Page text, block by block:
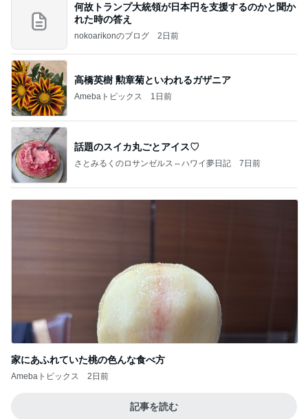
何故トランプ大統領が日本円を支援するのかと聞か
れた時の答え
nokoarikonのブログ 2日前
高橋英樹 勲章菊といわれるガザニア
Amebaトピックス 1日前
話題のスイカ丸ごとアイス♡
さとみるくのロサンゼルス⇔ハワイ夢日記 7日前
家にあふれていた桃の色んな食べ方
Amebaトピックス 2日前
記事を読む